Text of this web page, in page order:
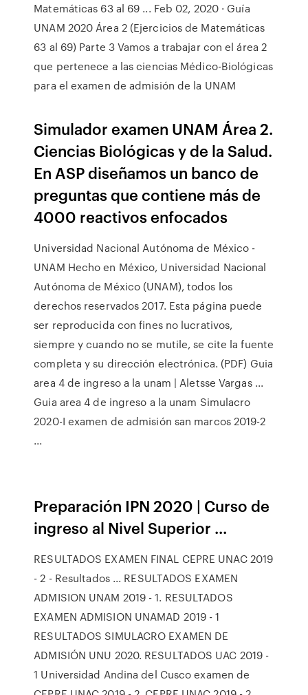
Matemáticas 63 al 69 ... Feb 02, 2020 · Guía
UNAM 2020 Área 2 (Ejercicios de Matemáticas
63 al 69) Parte 3 Vamos a trabajar con el área 2
que pertenece a las ciencias Médico-Biológicas
para el examen de admisión de la UNAM
Simulador examen UNAM Área 2.
Ciencias Biológicas y de la Salud.
En ASP diseñamos un banco de
preguntas que contiene más de
4000 reactivos enfocados
Universidad Nacional Autónoma de México -
UNAM Hecho en México, Universidad Nacional
Autónoma de México (UNAM), todos los
derechos reservados 2017. Esta página puede
ser reproducida con fines no lucrativos,
siempre y cuando no se mutile, se cite la fuente
completa y su dirección electrónica. (PDF) Guia
area 4 de ingreso a la unam | Aletsse Vargas ...
Guia area 4 de ingreso a la unam Simulacro
2020-I examen de admisión san marcos 2019-2
...
Preparación IPN 2020 | Curso de
ingreso al Nivel Superior ...
RESULTADOS EXAMEN FINAL CEPRE UNAC 2019
- 2 - Resultados ... RESULTADOS EXAMEN
ADMISION UNAM 2019 - 1. RESULTADOS
EXAMEN ADMISION UNAMAD 2019 - 1
RESULTADOS SIMULACRO EXAMEN DE
ADMISIÓN UNU 2020. RESULTADOS UAC 2019 -
1 Universidad Andina del Cusco examen de